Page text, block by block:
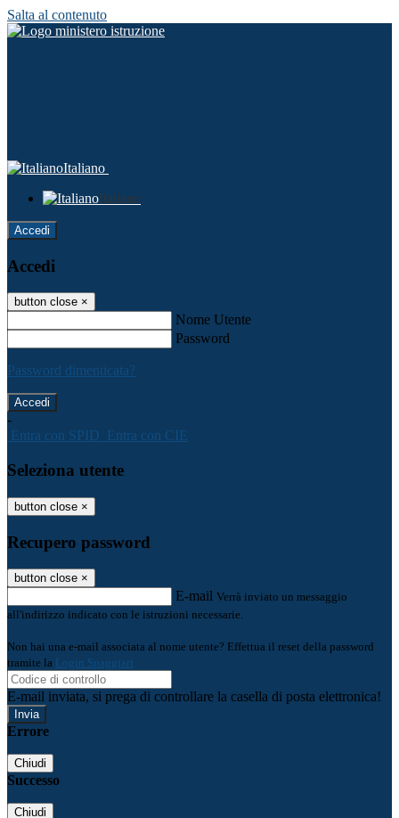
Salta al contenuto
Italiano
Italiano
Accedi
Accedi
button close ×
Nome Utente
Password
Password dimenticata?
-
Entra con SPID Entra con CIE
Seleziona utente
button close ×
Recupero password
button close ×
E-mail Verrà inviato un messaggio
all'indirizzo indicato con le istruzioni necessarie.
Non hai una e-mail associata al nome utente? Effettua il reset della password
tramite la Login Spaggiari
E-mail inviata, si prega di controllare la casella di posta elettronica!
Errore
Chiudi
Successo
Chiudi